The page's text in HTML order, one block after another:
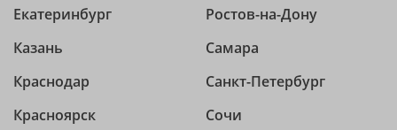
Екатеринбург
Казань
Краснодар
Красноярск
Ростов-на-Дону
Самара
Санкт-Петербург
Сочи